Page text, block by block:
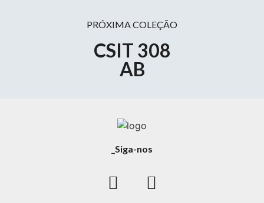
PRÓXIMA COLEÇÃO
CSIT 308
AB
_Siga-nos